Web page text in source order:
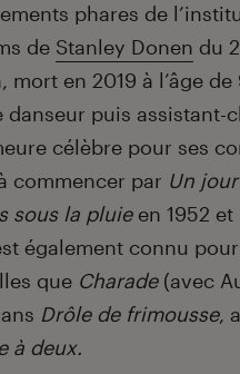
phares de
de Stanley Donen du
en 2019 à l’âge
puis assistant-
célèbre pour ses
commencer par Un
sous la pluie en 1952 et
également connu
que Charade (avec
Drôle de frimousse,
à deux.